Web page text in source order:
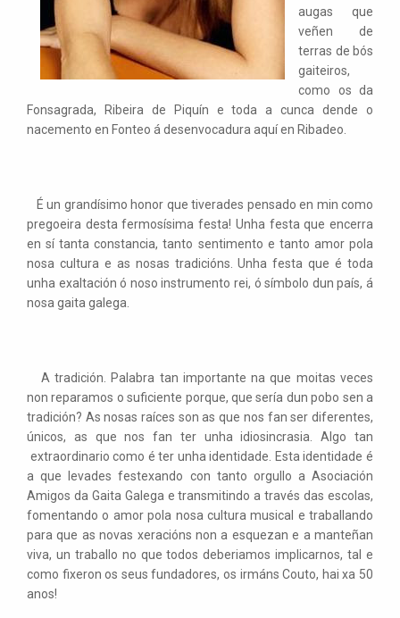
augas que
veñen de
terras de bós
gaiteiros,
como os da
Fonsagrada, Ribeira de Piquín e toda a cunca dende o
nacemento en Fonteo á desenvocadura aquí en Ribadeo.
É un grandísimo honor que tiverades pensado en min como
pregoeira desta fermosísima festa! Unha festa que encerra
en sí tanta constancia, tanto sentimento e tanto amor pola
nosa cultura e as nosas tradicións. Unha festa que é toda
unha exaltación ó noso instrumento rei, ó símbolo dun país, á
nosa gaita galega.
A tradición. Palabra tan importante na que moitas veces
non reparamos o suficiente porque, que sería dun pobo sen a
tradición? As nosas raíces son as que nos fan ser diferentes,
únicos, as que nos fan ter unha idiosincrasia. Algo tan
extraordinario como é ter unha identidade. Esta identidade é
a que levades festexando con tanto orgullo a Asociación
Amigos da Gaita Galega e transmitindo a través das escolas,
fomentando o amor pola nosa cultura musical e traballando
para que as novas xeracións non a esquezan e a manteñan
viva, un traballo no que todos deberiamos implicarnos, tal e
como fixeron os seus fundadores, os irmáns Couto, hai xa 50
anos!